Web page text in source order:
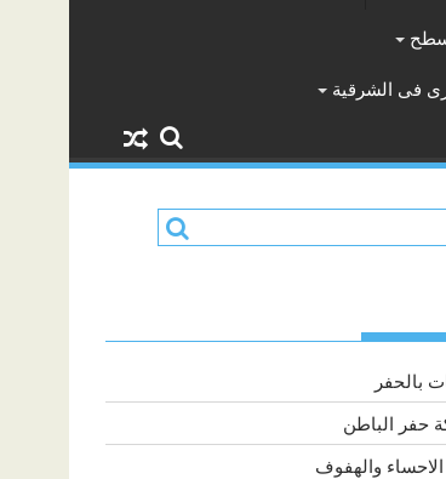
فى الشرقية
بالحفر
حفر الباطن
والهفوف